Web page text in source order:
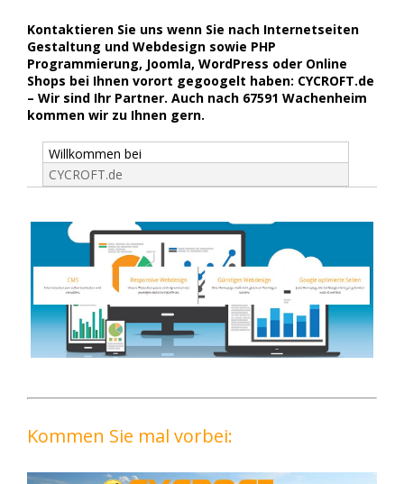
Kontaktieren Sie uns wenn Sie nach Internetseiten
Gestaltung und Webdesign sowie PHP
Programmierung, Joomla, WordPress oder Online
Shops bei Ihnen vorort gegoogelt haben: CYCROFT.de
– Wir sind Ihr Partner. Auch nach 67591 Wachenheim
kommen wir zu Ihnen gern.
Willkommen bei
CYCROFT.de
Kommen Sie mal vorbei: